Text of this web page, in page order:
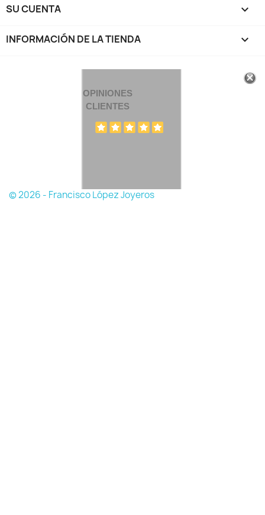
SU CUENTA 
INFORMACIÓN DE LA TIENDA keyboard_arrow_down
OPINIONES
CLIENTES
© 2026 - Francisco López Joyeros